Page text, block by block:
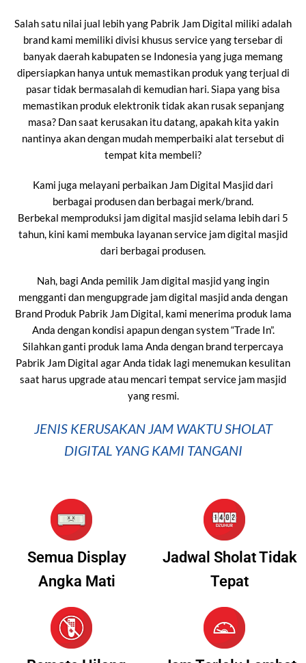
Salah satu nilai jual lebih yang Pabrik Jam Digital miliki adalah
brand kami memiliki divisi khusus service yang tersebar di
banyak daerah kabupaten se Indonesia yang juga memang
dipersiapkan hanya untuk memastikan produk yang terjual di
pasar tidak bermasalah di kemudian hari. Siapa yang bisa
memastikan produk elektronik tidak akan rusak sepanjang
masa? Dan saat kerusakan itu datang, apakah kita yakin
nantinya akan dengan mudah memperbaiki alat tersebut di
tempat kita membeli?
Kami juga melayani perbaikan Jam Digital Masjid dari
berbagai produsen dan berbagai merk/brand.
Berbekal memproduksi jam digital masjid selama lebih dari 5
tahun, kini kami membuka layanan service jam digital masjid
dari berbagai produsen.
Nah, bagi Anda pemilik Jam digital masjid yang ingin
mengganti dan mengupgrade jam digital masjid anda dengan
Brand Produk Pabrik Jam Digital, kami menerima produk lama
Anda dengan kondisi apapun dengan system “Trade In”.
Silahkan ganti produk lama Anda dengan brand terpercaya
Pabrik Jam Digital agar Anda tidak lagi menemukan kesulitan
saat harus upgrade atau mencari tempat service jam masjid
yang resmi.
JENIS KERUSAKAN JAM WAKTU SHOLAT
DIGITAL YANG KAMI TANGANI
Semua Display
Angka Mati
Jadwal Sholat Tidak
Tepat